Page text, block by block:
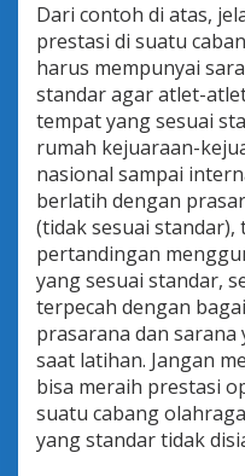
Dari contoh di atas,
prestasi di suatu
harus mempunyai
standar agar atlet-
tempat yang sesuai
rumah kejuaraan-
nasional sampai
berlatih dengan
(tidak sesuai standar),
pertandingan
yang sesuai standar,
terpecah dengan
prasarana dan sarana
saat latihan. Jangan
bisa meraih prestasi
suatu cabang
yang standar tidak